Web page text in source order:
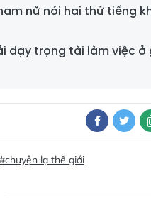
nữ nói hai thứ tiếng
dạy trọng tài làm việc ở
#chuyện lạ thế giới